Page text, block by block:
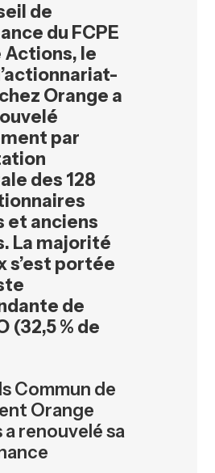
contacter
de
du FCPE
Actions, le
Orange a
par
des 128
et anciens
La majorité
s’est portée
de
(32,5 % de
Commun de
Orange
renouvelé sa